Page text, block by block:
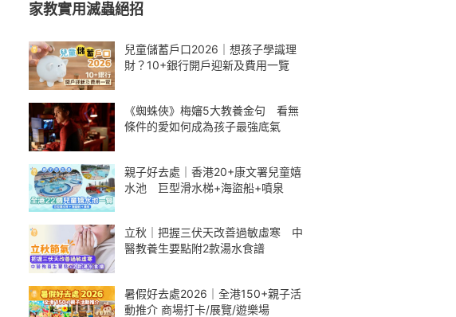
家教實用滅蟲絕招
兒童儲蓄戶口2026｜想孩子學識理
財？10+銀行開戶迎新及費用一覽
《蜘蛛俠》梅嬸5大教養金句 看無
條件的愛如何成為孩子最強底氣
親子好去處｜香港20+康文署兒童嬉
水池 巨型滑水梯+海盜船+噴泉
立秋｜把握三伏天改善過敏虛寒 中
醫教養生要點附2款湯水食譜
暑假好去處2026｜全港150+親子活
動推介 商場打卡/展覽/遊樂場